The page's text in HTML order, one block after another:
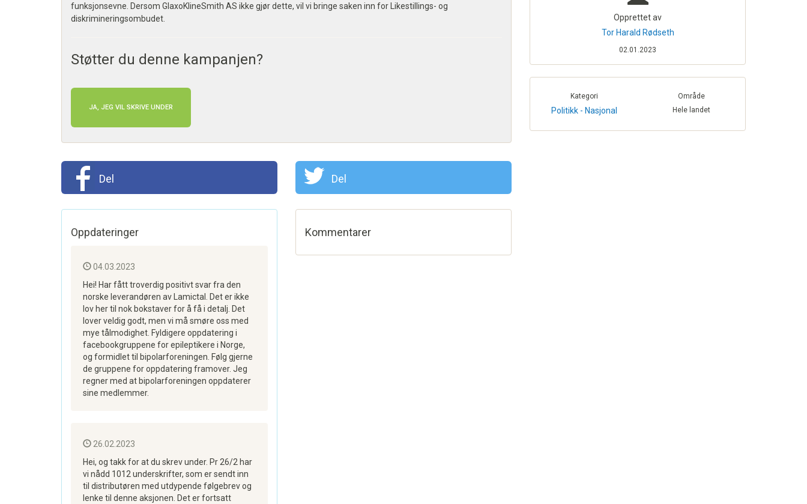
funksjonsevne. Dersom GlaxoKlineSmith AS ikke gjør dette, vil vi bringe saken inn for Likestillings- og
diskrimineringsombudet.
Støtter du denne kampanjen?
JA, JEG VIL SKRIVE UNDER
Del Del
Oppdateringer
04.03.2023
Hei! Har fått troverdig positivt svar fra den
norske leverandøren av Lamictal. Det er ikke
lov her til nok bokstaver for å få i detalj. Det
lover veldig godt, men vi må smøre oss med
mye tålmodighet. Fyldigere oppdatering i
facebookgruppene for epileptikere i Norge,
og formidlet til bipolarforeningen. Følg gjerne
de gruppene for oppdatering framover. Jeg
regner med at bipolarforeningen oppdaterer
sine medlemmer.
26.02.2023
Hei, og takk for at du skrev under. Pr 26/2 har
vi nådd 1012 underskrifter, som er sendt inn
til distributøren med utdypende følgebrev og
lenke til denne aksjonen. Det er fortsatt
Kommentarer
Opprettet av
Tor Harald Rødseth
02.01.2023
Kategori
Politikk - Nasjonal
Område
Hele landet